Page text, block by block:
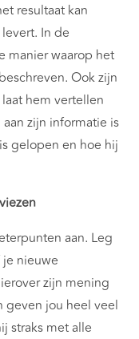
resultaat kan
In de
manier waarop het
Ook zijn
hem vertellen
zijn informatie is
gelopen en hoe hij
aan. Leg
nieuwe
zijn mening
geven jou heel veel
straks met alle